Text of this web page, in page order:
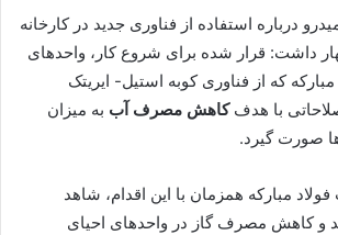
درباره استفاده از فناوری جدید در کارخانه
داشت: قرار شده برای شروع کار، واحدهای
که از فناوری کوبه استیل- ایریتک
با هدفکاهش مصرف آب به میزان
مبارکه همزمان با این اقدام، شاهد
و کاهش مصرف گاز در واحدهای احیای